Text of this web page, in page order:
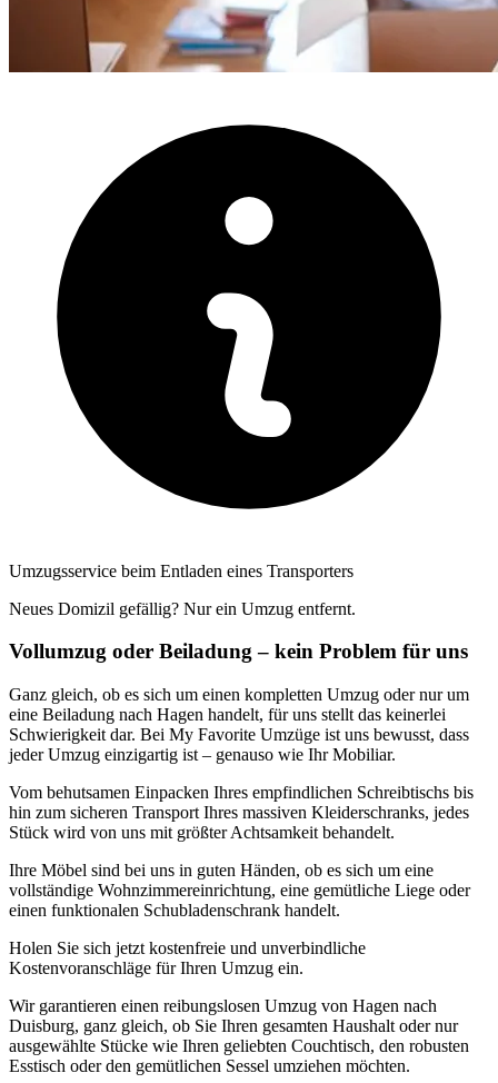
Umzugsservice beim Entladen eines Transporters
Neues Domizil gefällig? Nur ein Umzug entfernt.
Vollumzug oder Beiladung – kein Problem für uns
Ganz gleich, ob es sich um einen kompletten Umzug oder nur um
eine Beiladung nach Hagen handelt, für uns stellt das keinerlei
Schwierigkeit dar. Bei My Favorite Umzüge ist uns bewusst, dass
jeder Umzug einzigartig ist – genauso wie Ihr Mobiliar.
Vom behutsamen Einpacken Ihres empfindlichen Schreibtischs bis
hin zum sicheren Transport Ihres massiven Kleiderschranks, jedes
Stück wird von uns mit größter Achtsamkeit behandelt.
Ihre Möbel sind bei uns in guten Händen, ob es sich um eine
vollständige Wohnzimmereinrichtung, eine gemütliche Liege oder
einen funktionalen Schubladenschrank handelt.
Holen Sie sich jetzt kostenfreie und unverbindliche
Kostenvoranschläge für Ihren Umzug ein.
Wir garantieren einen reibungslosen Umzug von Hagen nach
Duisburg, ganz gleich, ob Sie Ihren gesamten Haushalt oder nur
ausgewählte Stücke wie Ihren geliebten Couchtisch, den robusten
Esstisch oder den gemütlichen Sessel umziehen möchten.